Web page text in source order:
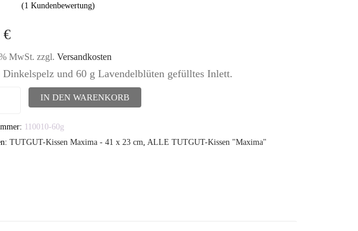
(1 Kundenbewertung)
€
MwSt. zzgl. Versandkosten
und 60 g Lavendelblüten gefülltes Inlett.
IN DEN WARENKORB
110010-60g
TUTGUT-Kissen Maxima - 41 x 23 cm ALLE TUTGUT-Kissen "Maxima"